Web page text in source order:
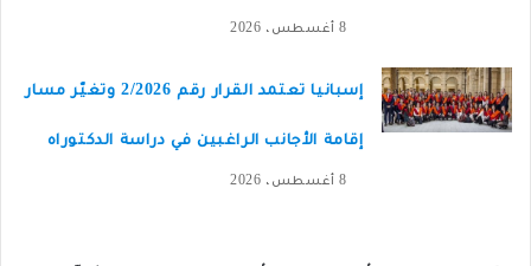
8 أغسطس، 2026
إسبانيا تعتمد القرار رقم 2/2026 وتغيّر مسار
إقامة الأجانب الراغبين في دراسة الدكتوراه
8 أغسطس، 2026